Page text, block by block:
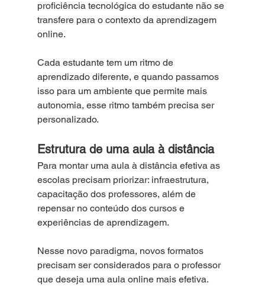
proficiência tecnológica do estudante não se
transfere para o contexto da aprendizagem
online.
Cada estudante tem um ritmo de
aprendizado diferente, e quando passamos
isso para um ambiente que permite mais
autonomia, esse ritmo também precisa ser
personalizado.
Estrutura de uma aula à distância
Para montar uma aula à distância efetiva as
escolas precisam priorizar: infraestrutura,
capacitação dos professores, além de
repensar no conteúdo dos cursos e
experiências de aprendizagem.
Nesse novo paradigma, novos formatos
precisam ser considerados para o professor
que deseja uma aula online mais efetiva.